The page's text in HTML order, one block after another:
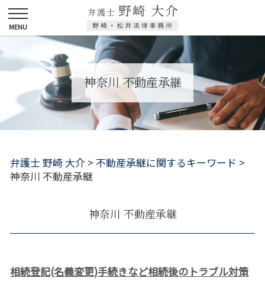
神奈川 不動産承継
弁護士 野崎 大介 > 不動産承継に関するキーワード >
神奈川 不動産承継
神奈川 不動産承継
相続登記(名義変更)手続きなど相続後のトラブル対策